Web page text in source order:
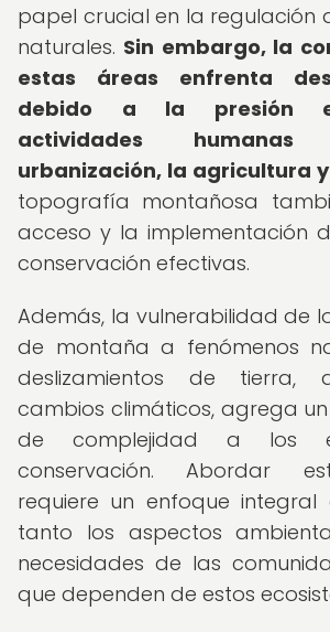
papel crucial en la regulación
naturales. Sin embargo, la
estas áreas enfrenta
debido a la presión
actividades
urbanización, la agricultura
topografía montañosa
acceso y la implementación
conservación efectivas.
Además, la vulnerabilidad de
de montaña a fenómenos
deslizamientos de tierra,
cambios climáticos, agrega
de complejidad a los
conservación. Abordar
requiere un enfoque integral
tanto los aspectos
necesidades de las
que dependen de estos